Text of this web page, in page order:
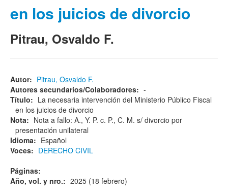
en los juicios de divorcio
Pitrau, Osvaldo F.
Autor: Pitrau, Osvaldo F.
Autores secundarios/Colaboradores: -
Título: La necesaria intervención del Ministerio Público Fiscal
en los juicios de divorcio
Nota: Nota a fallo: A., Y. P. c. P., C. M. s/ divorcio por
presentación unilateral
Idioma: Español
Voces: DERECHO CIVIL
Páginas:
Año, vol. y nro.: 2025 (18 febrero)